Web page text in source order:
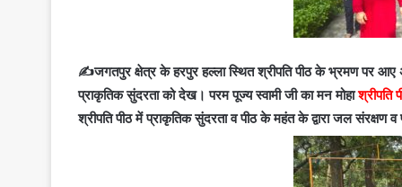
✍️जगतपुर क्षेत्र के हरपुर हल्ला स्थित श्रीपति पीठ के भ्रमण पर आए
प्राकृतिक सुंदरता को देख। परम पूज्य स्वामी जी का मन मोहाश्रीपति
श्रीपति पीठ में प्राकृतिक सुंदरता व पीठ के महंत के द्वारा जल संरक्षण व